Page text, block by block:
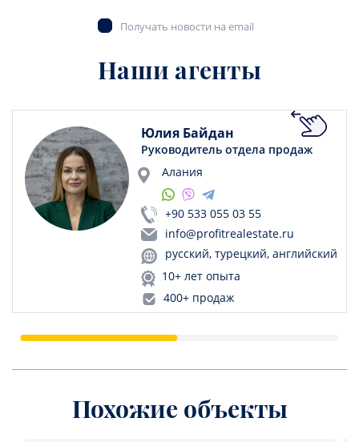
Получать новости на email
Наши агенты
Юлия Байдан
Руководитель отдела продаж
Алания
+90 533 055 03 55
info@profitrealestate.ru
русский, турецкий, английский
10+ лет опыта
400+ продаж
Похожие объекты